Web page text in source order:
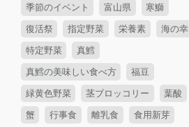
季節のイベント 富山県 寒鰤
復活祭 指定野菜 栄養素 海の幸
特定野菜 真鱈
真鱈の美味しい食べ方 福豆
緑黄色野菜 茎ブロッコリー 葉酸
蟹 行事食 離乳食 食用新芽